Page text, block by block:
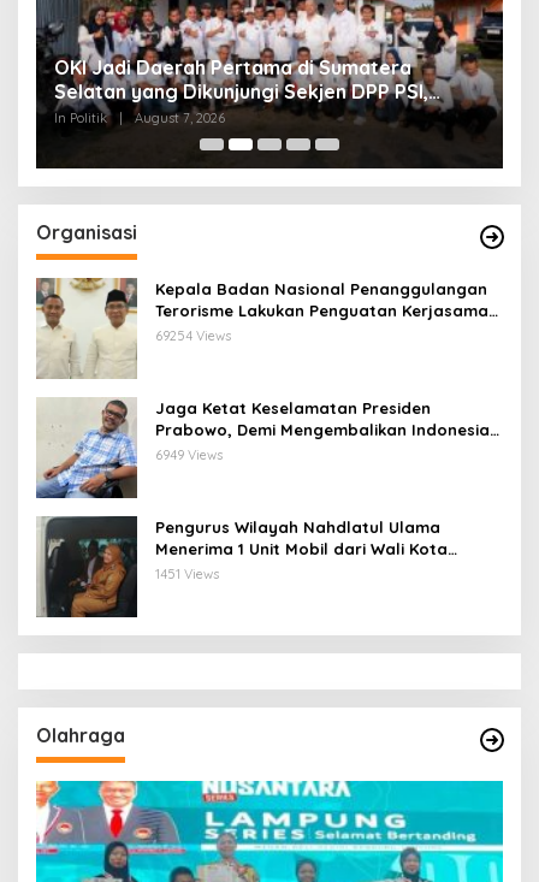
OKI Jadi Daerah Pertama di Sumatera
Selatan yang Dikunjungi Sekjen DPP PSI,
Konsolidasi Pembentukan DPRT Dimulai
In Politik | August 7, 2026
Organisasi
Kepala Badan Nasional Penanggulangan
Terorisme Lakukan Penguatan Kerjasama
Ketua Pengurus Besar Nahdlatul Ulama
69254 Views
Jaga Ketat Keselamatan Presiden
Prabowo, Demi Mengembalikan Indonesia
Menjadi Macan Asia
6949 Views
Pengurus Wilayah Nahdlatul Ulama
Menerima 1 Unit Mobil dari Wali Kota
Bandar Lampung
1451 Views
Olahraga